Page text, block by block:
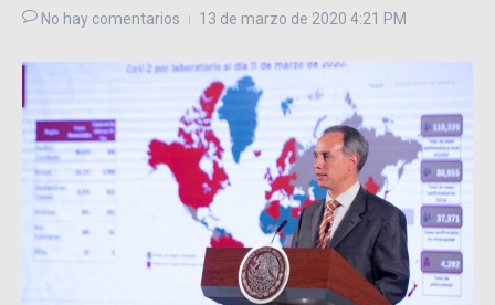
No hay comentarios 13 de marzo de 2020 4:21 PM